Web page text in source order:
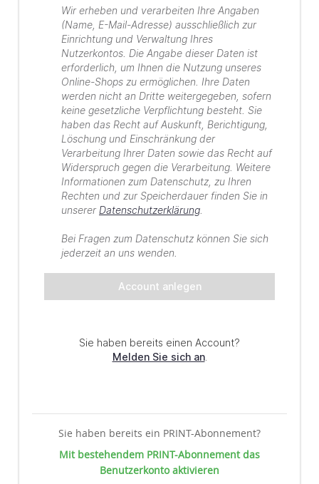
Sie haben bereits ein PRINT-Abonnement?
Mit bestehendem PRINT-Abonnement das
Benutzerkonto aktivieren